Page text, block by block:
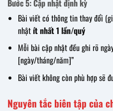
Bước 5: Cập nhật định kỳ
Bài viết có thông tin thay đổi
nhật ít nhất 1 lần/quý
Mỗi bài cập nhật đều ghi rõ
[ngày/tháng/năm]”
Bài viết không còn phù hợp sẽ
Nguyên tắc biên tập của